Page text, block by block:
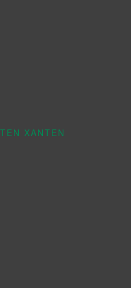
XANTEN